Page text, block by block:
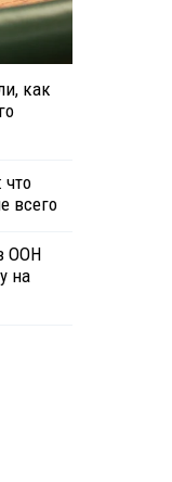
как
что
всего
ООН
на